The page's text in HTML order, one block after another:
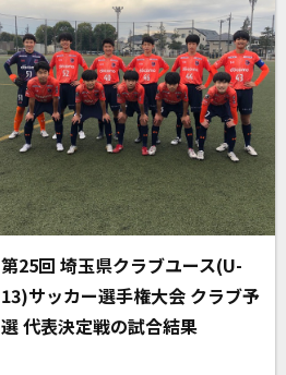
第25回 埼玉県クラブユース(U-
13)サッカー選手権大会 クラブ予
選 代表決定戦の試合結果